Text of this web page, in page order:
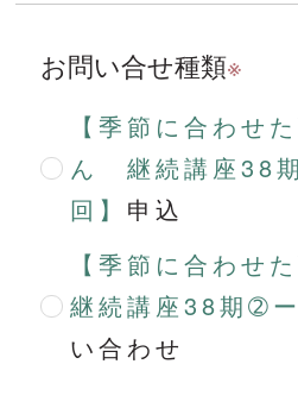
お問い合せ種類※
【季節に合わせ
ん 継続講座38
回】 申込
【季節に合わせ
継続講座38期➁ー
い合わせ